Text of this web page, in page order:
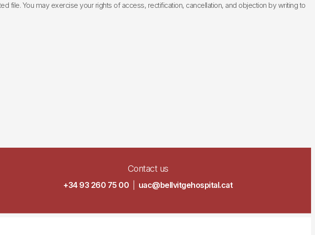
file. You may exercise your rights of access, rectification, cancellation, and objection by writing to
Contact us
+34 93 260 75 00 uac@bellvitgehospital.cat